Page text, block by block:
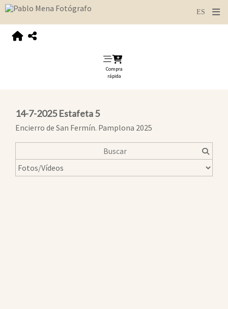
Compra
rápida
14-7-2025 Estafeta 5
Encierro de San Fermín. Pamplona 2025